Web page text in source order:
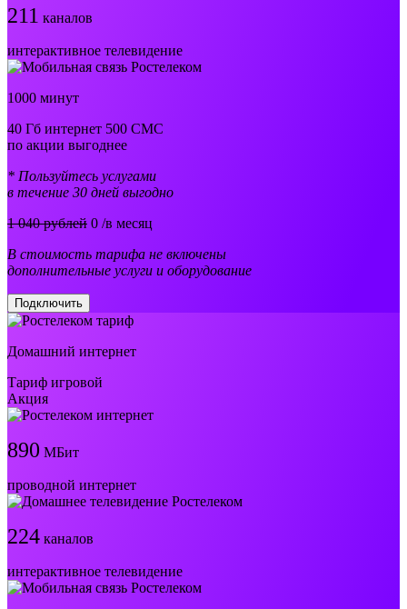
211 каналов
интерактивное телевидение
1000 минут
40 Гб интернет 500 СМС
по акции выгоднее
* Пользуйтесь услугами
в течение 30 дней выгодно
1 040 рублей 0 /в месяц
В стоимость тарифа не включены
дополнительные услуги и оборудование
Подключить
Домашний интернет
Тариф игровой
Акция
890 МБит
проводной интернет
224 каналов
интерактивное телевидение